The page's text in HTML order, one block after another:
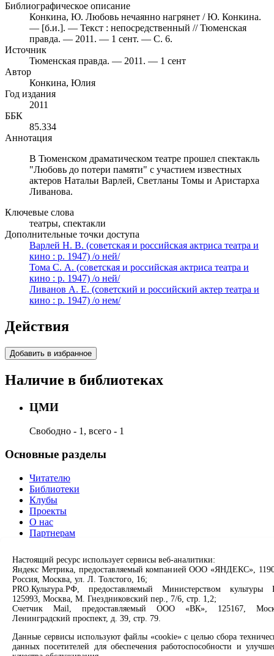
Библиографическое описание
Конкина, Ю. Любовь нечаянно нагрянет / Ю. Конкина.
— [б.и.]. — Текст : непосредственный // Тюменская
правда. — 2011. — 1 сент. — С. 6.
Источник
Тюменская правда. — 2011. — 1 сент
Автор
Конкина, Юлия
Год издания
2011
ББК
85.334
Аннотация
В Тюменском драматическом театре прошел спектакль
"Любовь до потери памяти" с участием известных
актеров Натальи Варлей, Светланы Томы и Аристарха
Ливанова.
Ключевые слова
театры, спектакли
Дополнительные точки доступа
Варлей Н. В. (советская и российская актриса театра и
кино : р. 1947) /о ней/
Тома С. А. (советская и российская актриса театра и
кино : р. 1947) /о ней/
Ливанов А. Е. (советский и российский актер театра и
кино : р. 1947) /о нем/
Действия
Добавить в избранное
Наличие в библиотеках
ЦМИ
Свободно - 1, всего - 1
Основные разделы
Читателю
Библиотеки
Клубы
Проекты
О нас
Партнерам
Сервисы
Продлить книгу
Спроси библиотекаря
Спроси краеведа
Оцените качество услуг
Направить обращение директору
Соцсети
Настоящий ресурс использует сервисы веб-аналитики:
Яндекс Метрика, предоставляемый компанией ООО «ЯНДЕКС»,
Россия, Москва, ул. Л. Толстого, 16;
PRO.Культура.РФ, предоставляемый Министерством культуры
125993, Москва, М. Гнездниковский пер., 7/6, стр. 1,2;
Счетчик Mail, предоставляемый ООО «ВК», 125167,
Ленинградский проспект, д. 39, стр. 79.
Данные сервисы используют файлы «cookie» с целью сбора
данных посетителей для обеспечения работоспособности и